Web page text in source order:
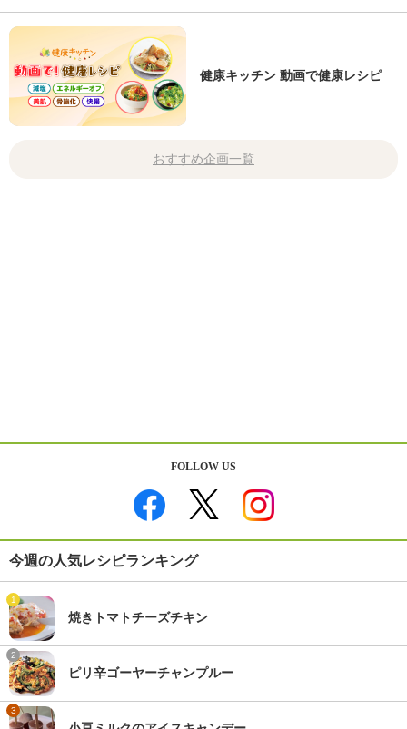
健康キッチン 動画で健康レシピ
おすすめ企画一覧
FOLLOW US
今週の人気レシピランキング
1
焼きトマトチーズチキン
2
ピリ辛ゴーヤーチャンプルー
3